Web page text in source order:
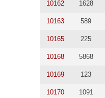
10162 1628
10163 589
10165 225
10168 5868
10169 123
10170 1091